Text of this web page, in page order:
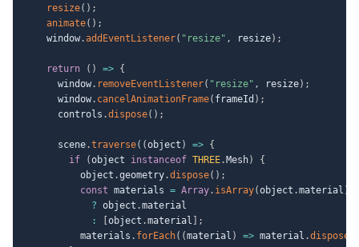
resize( ) ;
animate( ) ;
    window
.addEventListener( "resize" , resize) ;
return ( ) => {
      window
. removeEventListener( "resize" , resize) ;
      window
. cancelAnimationFrame( frameId ) ;
      controls
.dispose( ) ;
      scene
.traverse( (object ) => {
if
(object instanceof THREE. Mesh)
{
          object
.geometry.dispose( ) ;
const materials = Array. isArray(object .material )
? object .material
:
object .material
;
          materials
. forEach( (material ) => material .dispose